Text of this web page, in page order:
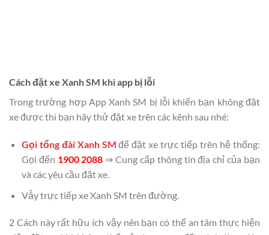
Cách đặt xe Xanh SM khi app bị lỗi
Trong trường hợp App Xanh SM bị lỗi khiến bạn không đặt
xe được thì bạn hãy thử đặt xe trên các kênh sau nhé:
Gọi tổng đài Xanh SM để đặt xe trực tiếp trên hệ thống:
Gọi đến 1900 2088 ⇒ Cung cấp thông tin địa chỉ của bạn
và các yêu cầu đặt xe.
Vẫy trực tiếp xe Xanh SM trên đường.
2 Cách này rất hữu ích vậy nên bạn có thể an tâm thực hiện